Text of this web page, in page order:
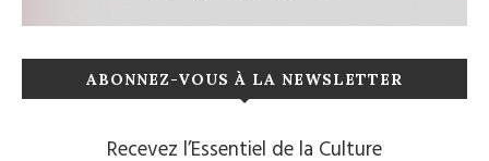
ABONNEZ-VOUS À LA NEWSLETTER
Recevez l’Essentiel de la Culture